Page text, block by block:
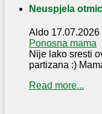
Neuspjela
Aldo 17.07.2026
Ponosna mama
Nije lako sresti
partizana :)
Read more...